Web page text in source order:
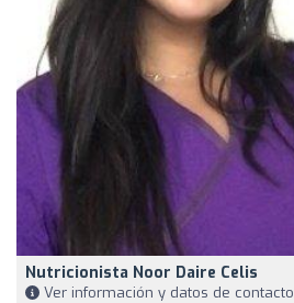
Nutricionista Noor Daire Celis
Ver información y datos de contacto